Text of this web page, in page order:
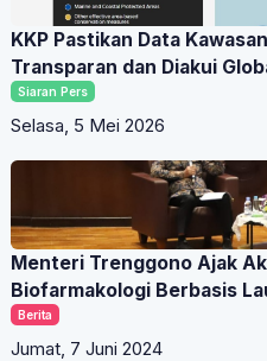
KKP Pastikan Data
Transparan dan Diakui
Siaran Pers
Selasa, 5 Mei 2026
Menteri Trenggono Ajak
Biofarmakologi Berbasis
Berita
Jumat, 7 Juni 2024